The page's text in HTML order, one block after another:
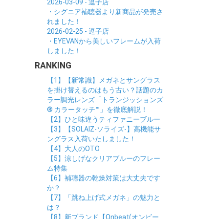
2026-03-09 - 逗子店
・シグニア補聴器より新商品が発売さ
れました！
2026-02-25 - 逗子店
・EYEVANから美しいフレームが入荷
しました！
RANKING
【1】【新常識】メガネとサングラス
を掛け替えるのはもう古い？話題のカ
ラー調光レンズ「トランジッションズ
® カラータッチ™」を徹底解説！
【2】ひと味違うティファニーブルー
【3】【SOLAIZ-ソライズ-】高機能サ
ングラス入荷いたしました！
【4】大人のOTO
【5】涼しげなクリアブルーのフレー
ム特集
【6】補聴器の乾燥対策は大丈夫です
か？
【7】「跳ね上げ式メガネ」の魅力と
は？
【8】新ブランド【Onbeat(オンビー